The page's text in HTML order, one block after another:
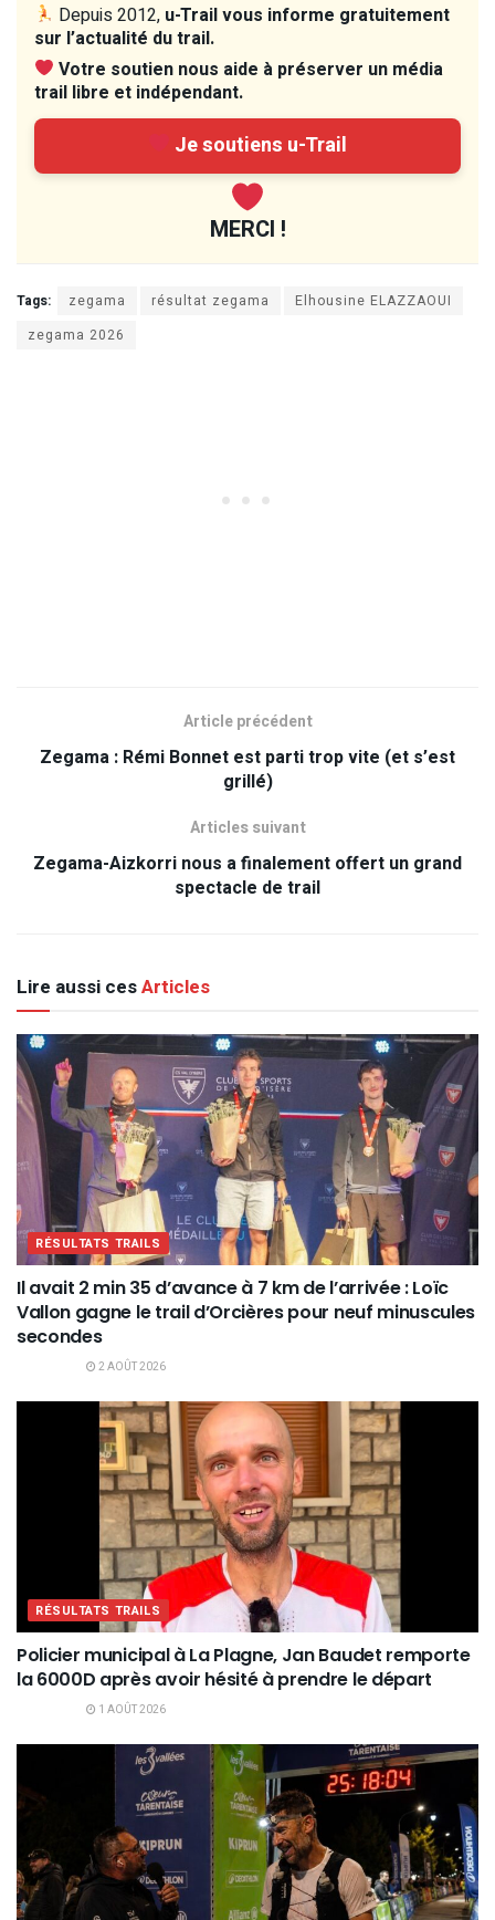
Depuis 2012, u-Trail vous informe gratuitement
sur l’actualité du trail.
Votre soutien nous aide à préserver un média
trail libre et indépendant.
Je soutiens u-Trail
MERCI !
Tags: zegama résultat zegama
Elhousine ELAZZAOUI
zegama 2026
Article précédent
Zegama : Rémi Bonnet est parti trop vite (et s’est
grillé)
Articles suivant
Zegama-Aizkorri nous a finalement offert un grand
spectacle de trail
Lire aussi cesArticles
RÉSULTATS TRAILS
Il avait 2 min 35 d’avance à 7 km de l’arrivée : Loïc
Vallon gagne le trail d’Orcières pour neuf minuscules
secondes
2 AOÛT 2026
RÉSULTATS TRAILS
Policier municipal à La Plagne, Jan Baudet remporte
la 6000D après avoir hésité à prendre le départ
1 AOÛT 2026